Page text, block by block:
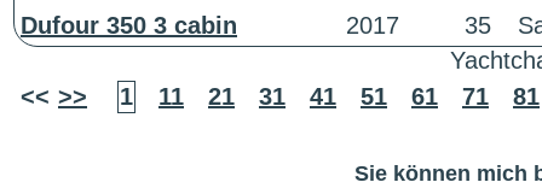
Dufour 350 3 cabin
2017 35
<< >> 1 11 21 31 41 51 61 71 81
Sie können mich